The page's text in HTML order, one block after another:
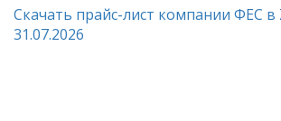
Скачать прайс-лист компании ФЕС в
31.07.2026